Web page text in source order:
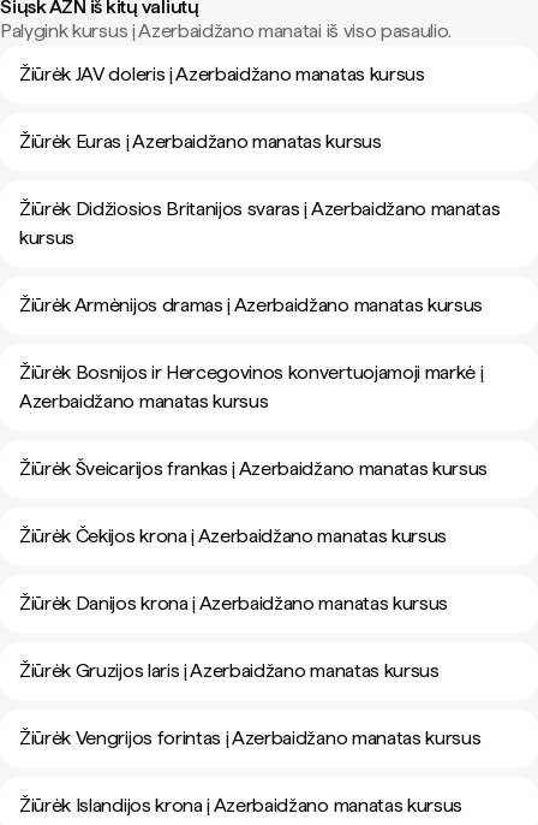
Siųsk AZN iš kitų valiutų
Palygink kursus į Azerbaidžano manatai iš viso pasaulio.
Žiūrėk JAV doleris į Azerbaidžano manatas kursus
Žiūrėk Euras į Azerbaidžano manatas kursus
Žiūrėk Didžiosios Britanijos svaras į Azerbaidžano manatas
kursus
Žiūrėk Armėnijos dramas į Azerbaidžano manatas kursus
Žiūrėk Bosnijos ir Hercegovinos konvertuojamoji markė į
Azerbaidžano manatas kursus
Žiūrėk Šveicarijos frankas į Azerbaidžano manatas kursus
Žiūrėk Čekijos krona į Azerbaidžano manatas kursus
Žiūrėk Danijos krona į Azerbaidžano manatas kursus
Žiūrėk Gruzijos laris į Azerbaidžano manatas kursus
Žiūrėk Vengrijos forintas į Azerbaidžano manatas kursus
Žiūrėk Islandijos krona į Azerbaidžano manatas kursus